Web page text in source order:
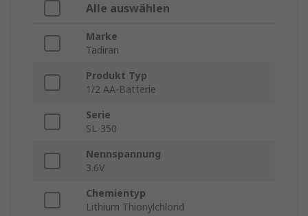
Alle auswählen
Marke
Tadiran
Produkt Typ
1/2 AA-Batterie
Serie
SL-350
Nennspannung
3.6V
Chemientyp
Lithium Thionylchlorid